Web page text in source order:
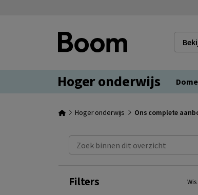
Hoger onderwijs
Hoger onderwijs Ons complete
Zoek binnen dit overzicht
Filters